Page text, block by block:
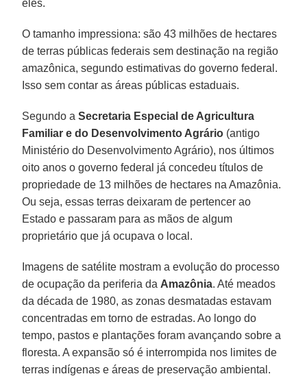
eles.
O tamanho impressiona: são 43 milhões de hectares
de terras públicas federais sem destinação na região
amazônica, segundo estimativas do governo federal.
Isso sem contar as áreas públicas estaduais.
Segundo aSecretaria Especial de Agricultura
Familiar e do Desenvolvimento Agrário (antigo
Ministério do Desenvolvimento Agrário), nos últimos
oito anos o governo federal já concedeu títulos de
propriedade de 13 milhões de hectares na Amazônia.
Ou seja, essas terras deixaram de pertencer ao
Estado e passaram para as mãos de algum
proprietário que já ocupava o local.
Imagens de satélite mostram a evolução do processo
de ocupação da periferia da Amazônia. Até meados
da década de 1980, as zonas desmatadas estavam
concentradas em torno de estradas. Ao longo do
tempo, pastos e plantações foram avançando sobre a
floresta. A expansão só é interrompida nos limites de
terras indígenas e áreas de preservação ambiental.